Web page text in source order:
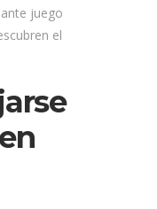
juego
el